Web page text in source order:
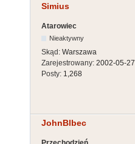
Simius
Atarowiec
Nieaktywny
Skąd: Warszawa
Zarejestrowany: 2002-05-27
Posty: 1,268
JohnBlbec